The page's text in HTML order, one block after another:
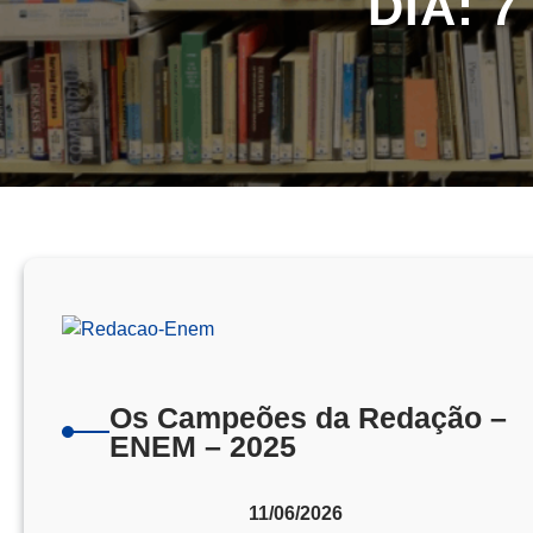
Os Campeões da Redação –
ENEM – 2025
11/06/2026